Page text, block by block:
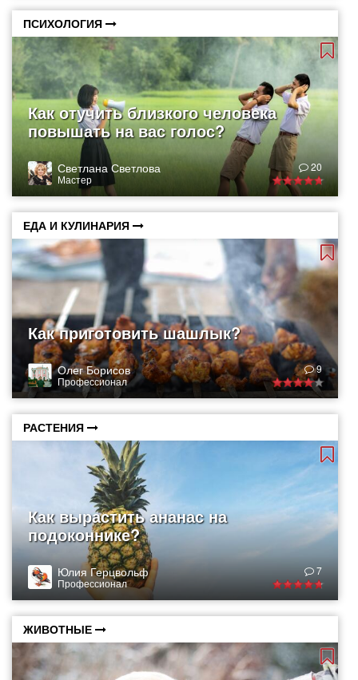
ПСИХОЛОГИЯ
Как отучить близкого человека
повышать на вас голос?
Светлана Светлова
Мастер
20
ЕДА И КУЛИНАРИЯ
Как приготовить шашлык?
Олег Борисов
Профессионал
9
РАСТЕНИЯ
Как вырастить ананас на
подоконнике?
Юлия Герцвольф
Профессионал
7
ЖИВОТНЫЕ